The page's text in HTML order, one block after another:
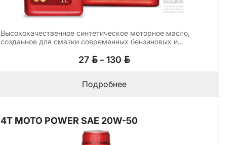
Высококачественное синтетическое моторное масло,
созданное для смазки современных бензиновых и…
27 BYN–130 BYNДиапазон
Подробнее
4T MOTO POWER SAE 20W-50